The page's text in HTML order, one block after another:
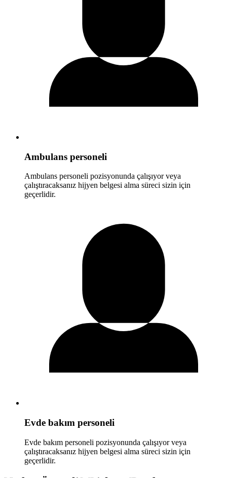
Ambulans personeli
Ambulans personeli pozisyonunda çalışıyor veya
çalıştıracaksanız hijyen belgesi alma süreci sizin için
geçerlidir.
Evde bakım personeli
Evde bakım personeli pozisyonunda çalışıyor veya
çalıştıracaksanız hijyen belgesi alma süreci sizin için
geçerlidir.